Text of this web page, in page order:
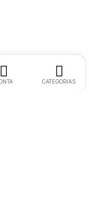
CATEGORIAS